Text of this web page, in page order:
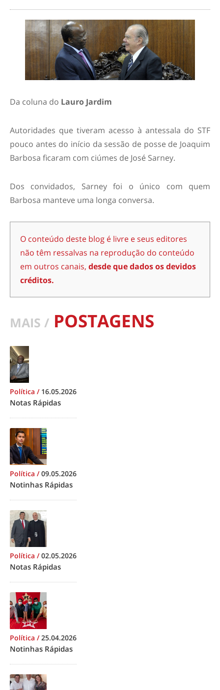
Da coluna do Lauro Jardim
Autoridades que tiveram acesso à antessala do STF
pouco antes do início da sessão de posse de Joaquim
Barbosa ficaram com ciúmes de José Sarney.
Dos convidados, Sarney foi o único com quem
Barbosa manteve uma longa conversa.
O conteúdo deste blog é livre e seus editores
não têm ressalvas na reprodução do conteúdo
em outros canais, desde que dados os devidos
créditos.
MAIS / POSTAGENS
Política / 16.05.2026
Notas Rápidas
Política /09.05.2026
Notinhas Rápidas
Política /02.05.2026
Notas Rápidas
Política /25.04.2026
Notinhas Rápidas